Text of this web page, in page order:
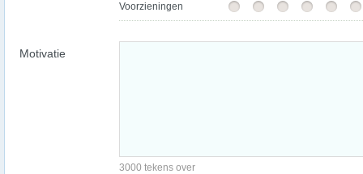
Voorzieningen
Motivatie
3000 tekens over